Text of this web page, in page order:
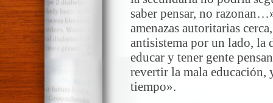
saber pensar, no
amenazas autoritarias
antisistema por un lado, la
educar y tener gente
revertir la mala
tiempo».